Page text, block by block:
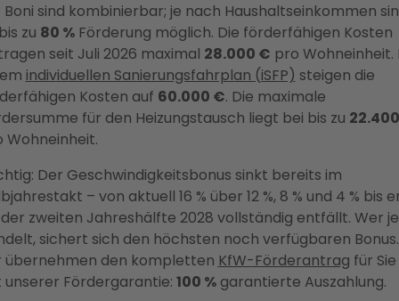
Boni sind kombinierbar; je nach Haushaltseinkommen
zu 80 %Förderung möglich. Die förderfähigen Kosten
seit Juli 2026 maximal 28.000 € pro Wohneinheit.
individuellen Sanierungsfahrplan (iSFP) steigen die
Kosten auf 60.000 €. Die maximale
für den Heizungstausch liegt bei bis zu
Wohneinheit.
Der Geschwindigkeitsbonus sinkt bereits im
– von aktuell 16 % über 12 %, 8 % und 4 % bis
zweiten Jahreshälfte 2028 vollständig entfällt. Wer
sichert sich den höchsten noch verfügbaren Bonus.
übernehmen den kompletten KfW-Förderantrag für
unserer Fördergarantie: 100 %garantierte Auszahlung.